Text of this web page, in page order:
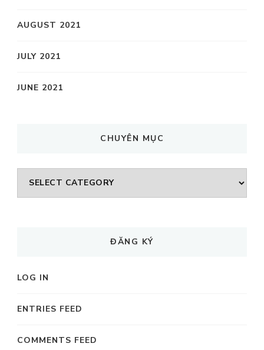
AUGUST 2021
JULY 2021
JUNE 2021
CHUYÊN MỤC
CHUYÊN
MỤC
ĐĂNG KÝ
LOG IN
ENTRIES FEED
COMMENTS FEED